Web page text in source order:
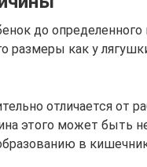
до определенного
размеры как у
отличается от
этого может быть
в